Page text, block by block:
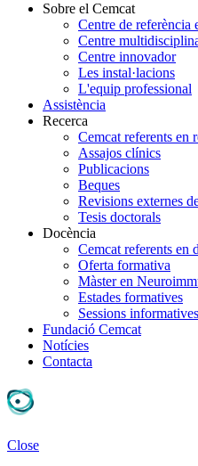
Sobre el Cemcat
Centre de referència
Centre
Centre innovador
Les instal·lacions
L'equip professional
Assistència
Recerca
Cemcat referents en
Assajos clínics
Publicacions
Beques
Revisions externes
Tesis doctorals
Docència
Cemcat referents en
Oferta formativa
Màster en
Estades formatives
Sessions informatives
Fundació Cemcat
Notícies
Contacta
Close